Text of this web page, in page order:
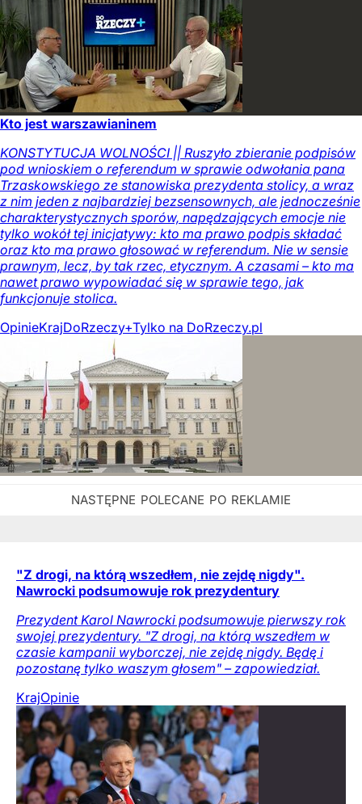
Kto jest warszawianinem
KONSTYTUCJA WOLNOŚCI || Ruszyło zbieranie podpisów
pod wnioskiem o referendum w sprawie odwołania pana
Trzaskowskiego ze stanowiska prezydenta stolicy, a wraz
z nim jeden z najbardziej bezsensownych, ale jednocześnie
charakterystycznych sporów, napędzających emocje nie
tylko wokół tej inicjatywy: kto ma prawo podpis składać
oraz kto ma prawo głosować w referendum. Nie w sensie
prawnym, lecz, by tak rzec, etycznym. A czasami – kto ma
nawet prawo wypowiadać się w sprawie tego, jak
funkcjonuje stolica.
OpinieKrajDoRzeczy+Tylko na DoRzeczy.pl
"Z drogi, na którą wszedłem, nie zejdę nigdy".
Nawrocki podsumowuje rok prezydentury
Prezydent Karol Nawrocki podsumowuje pierwszy rok
swojej prezydentury. "Z drogi, na którą wszedłem w
czasie kampanii wyborczej, nie zejdę nigdy. Będę i
pozostanę tylko waszym głosem" – zapowiedział.
KrajOpinie